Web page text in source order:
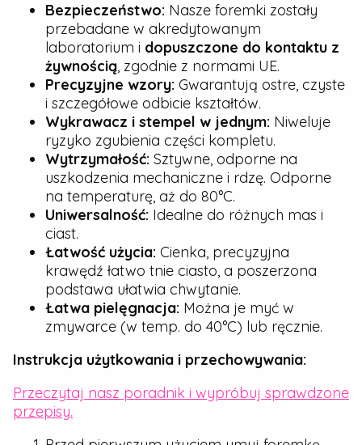
Bezpieczeństwo: Nasze foremki zostały
przebadane w akredytowanym
laboratorium i dopuszczone do kontaktu z
żywnością, zgodnie z normami UE.
Precyzyjne wzory: Gwarantują ostre, czyste
i szczegółowe odbicie kształtów.
Wykrawacz i stempel w jednym: Niweluje
ryzyko zgubienia części kompletu.
Wytrzymałość: Sztywne, odporne na
uszkodzenia mechaniczne i rdzę. Odporne
na temperaturę, aż do 80°C.
Uniwersalność: Idealne do różnych mas i
ciast.
Łatwość użycia: Cienka, precyzyjna
krawędź łatwo tnie ciasto, a poszerzona
podstawa ułatwia chwytanie.
Łatwa pielęgnacja: Można je myć w
zmywarce (w temp. do 40°C) lub ręcznie.
Instrukcja użytkowania i przechowywania:
Przeczytaj nasz poradnik i wypróbuj sprawdzone
przepisy.